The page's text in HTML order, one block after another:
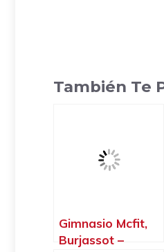
También Te
Gimnasio Mcfit,
Burjassot –